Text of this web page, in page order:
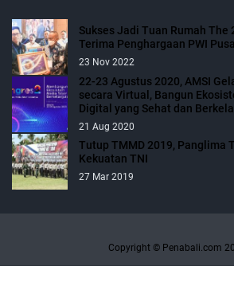
Sukses Jadi Tuan Rumah The
Terima Penghargaan PWI
23 Nov 2022
22-23 Agustus 2020, AMSI
secara Virtual, Bangun
Digital yang Sehat dan
21 Aug 2020
Tutup TMMD 2019, Panglima
Kekuatan TNI
27 Mar 2019
Copyright © Penabali.com